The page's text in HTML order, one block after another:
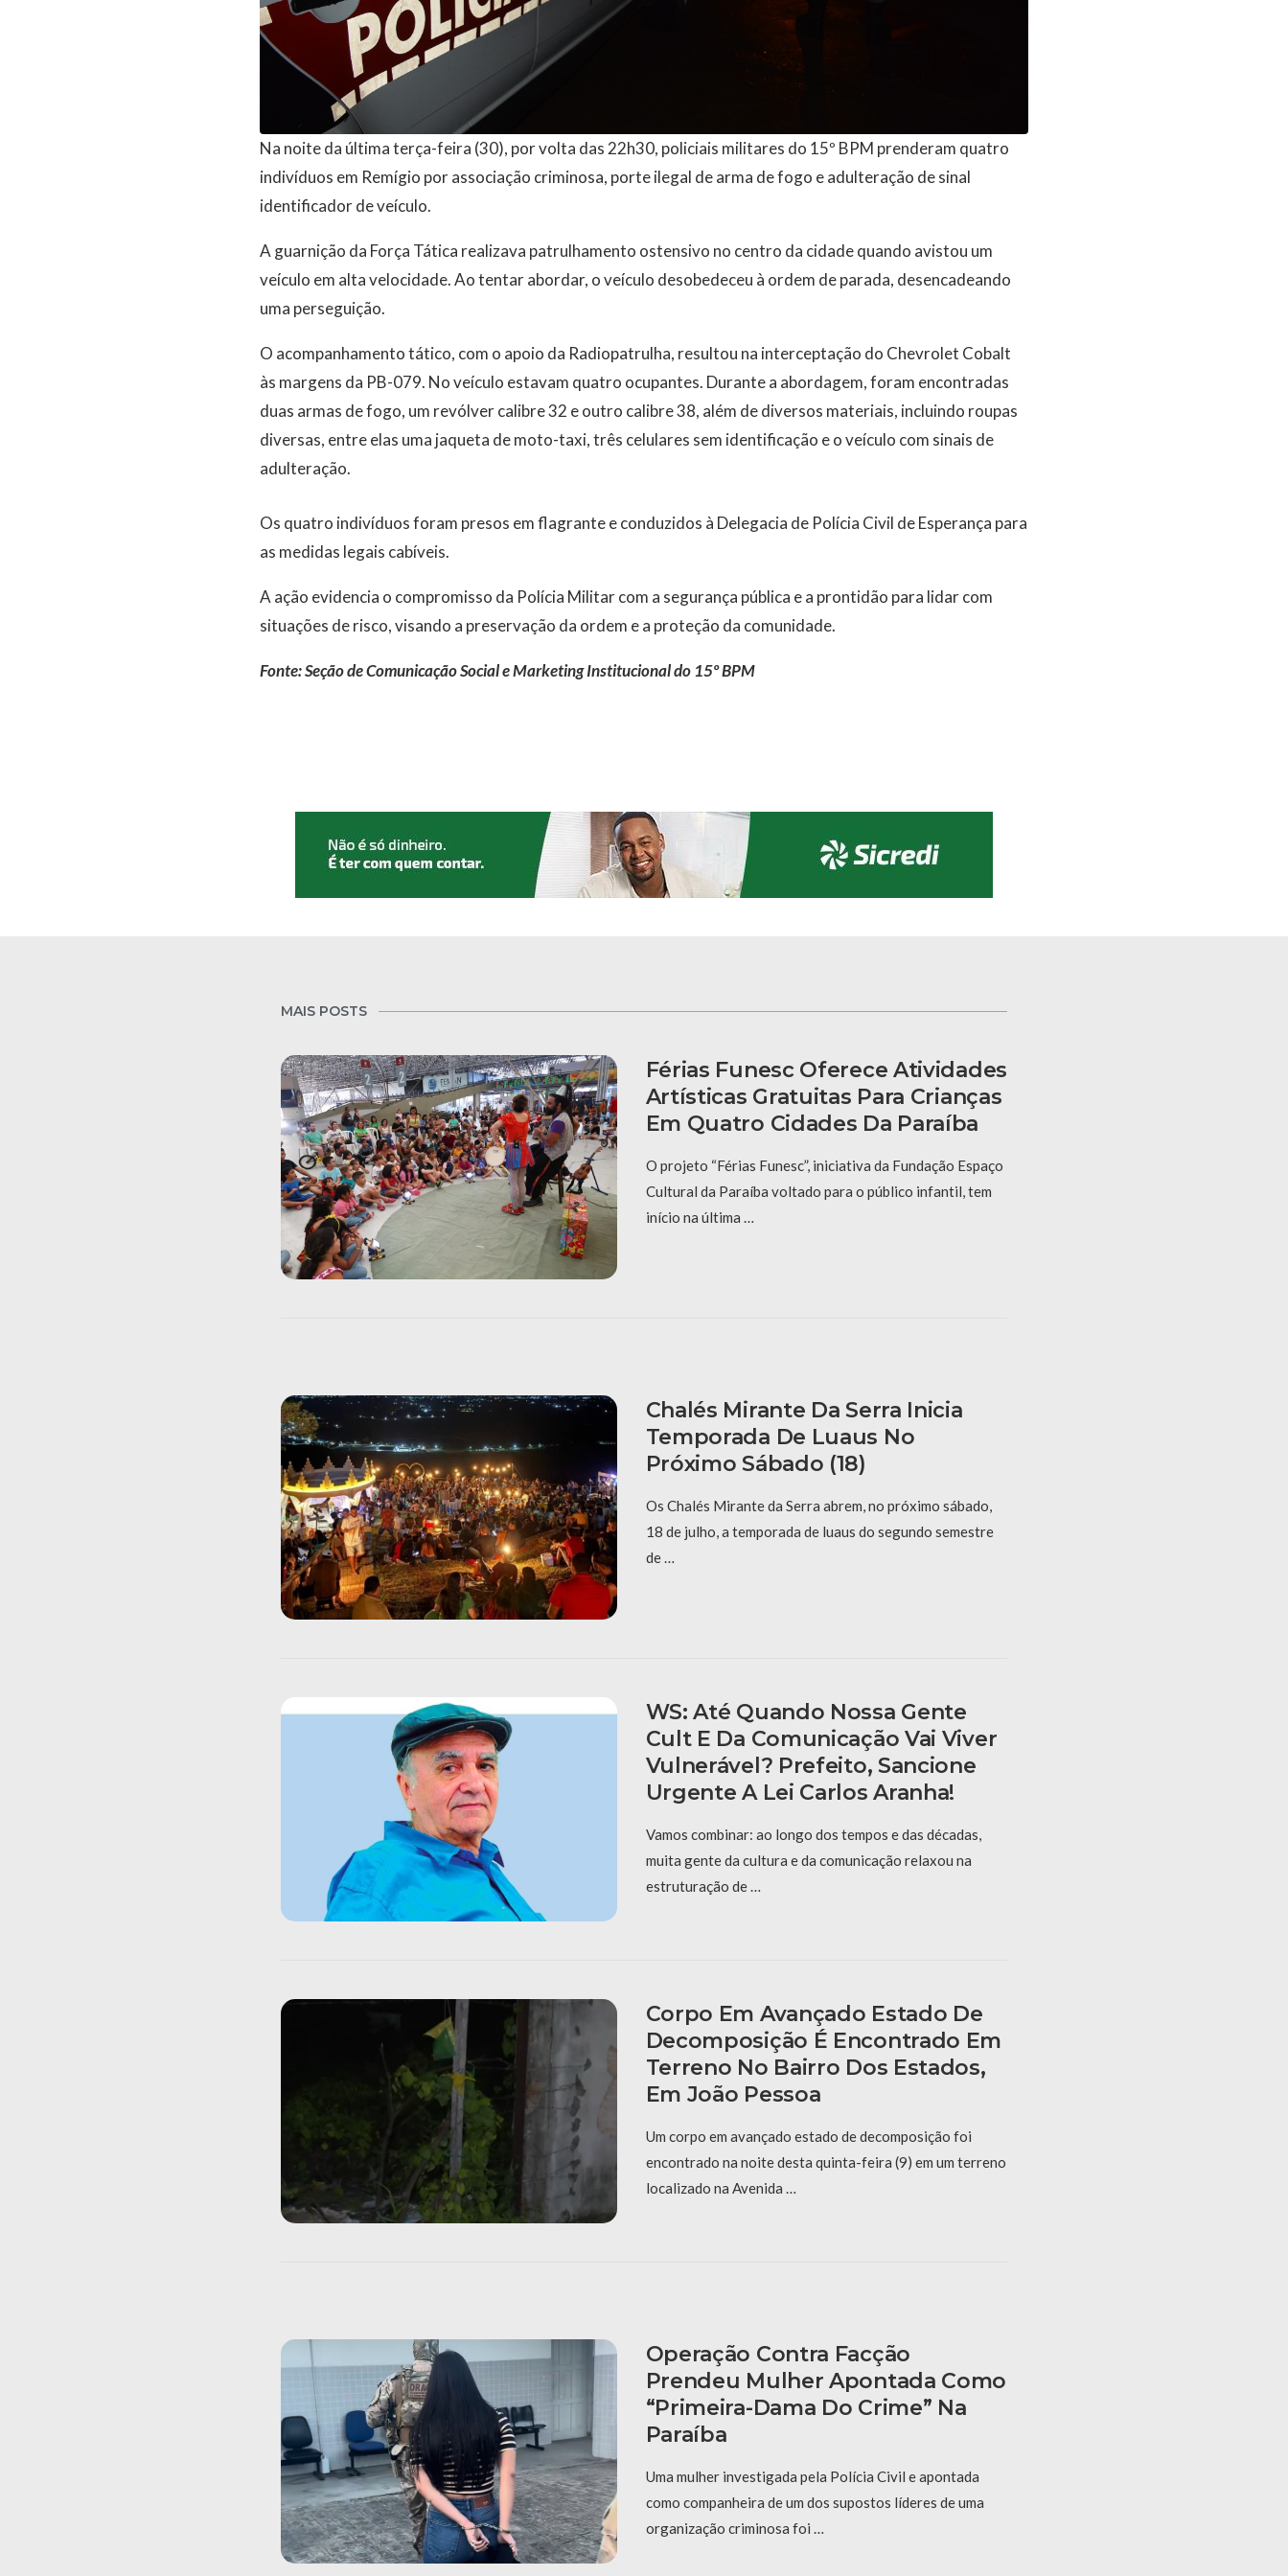
Na noite da última terça-feira (30), por volta das 22h30, policiais militares do 15º BPM prenderam quatro
indivíduos em Remígio por associação criminosa, porte ilegal de arma de fogo e adulteração de sinal
identificador de veículo.
A guarnição da Força Tática realizava patrulhamento ostensivo no centro da cidade quando avistou um
veículo em alta velocidade. Ao tentar abordar, o veículo desobedeceu à ordem de parada, desencadeando
uma perseguição.
O acompanhamento tático, com o apoio da Radiopatrulha, resultou na interceptação do Chevrolet Cobalt
às margens da PB-079. No veículo estavam quatro ocupantes. Durante a abordagem, foram encontradas
duas armas de fogo, um revólver calibre 32 e outro calibre 38, além de diversos materiais, incluindo roupas
diversas, entre elas uma jaqueta de moto-taxi, três celulares sem identificação e o veículo com sinais de
adulteração.
Os quatro indivíduos foram presos em flagrante e conduzidos à Delegacia de Polícia Civil de Esperança para
as medidas legais cabíveis.
A ação evidencia o compromisso da Polícia Militar com a segurança pública e a prontidão para lidar com
situações de risco, visando a preservação da ordem e a proteção da comunidade.
Fonte: Seção de Comunicação Social e Marketing Institucional do 15º BPM
MAIS POSTS
Férias Funesc Oferece Atividades
Artísticas Gratuitas Para Crianças
Em Quatro Cidades Da Paraíba
O projeto “Férias Funesc”, iniciativa da Fundação Espaço
Cultural da Paraíba voltado para o público infantil, tem
início na última …
Chalés Mirante Da Serra Inicia
Temporada De Luaus No
Próximo Sábado (18)
Os Chalés Mirante da Serra abrem, no próximo sábado,
18 de julho, a temporada de luaus do segundo semestre
de …
WS: Até Quando Nossa Gente
Cult E Da Comunicação Vai Viver
Vulnerável? Prefeito, Sancione
Urgente A Lei Carlos Aranha!
Vamos combinar: ao longo dos tempos e das décadas,
muita gente da cultura e da comunicação relaxou na
estruturação de …
Corpo Em Avançado Estado De
Decomposição É Encontrado Em
Terreno No Bairro Dos Estados,
Em João Pessoa
Um corpo em avançado estado de decomposição foi
encontrado na noite desta quinta-feira (9) em um terreno
localizado na Avenida …
Operação Contra Facção
Prendeu Mulher Apontada Como
“primeira-Dama Do Crime” Na
Paraíba
Uma mulher investigada pela Polícia Civil e apontada
como companheira de um dos supostos líderes de uma
organização criminosa foi …